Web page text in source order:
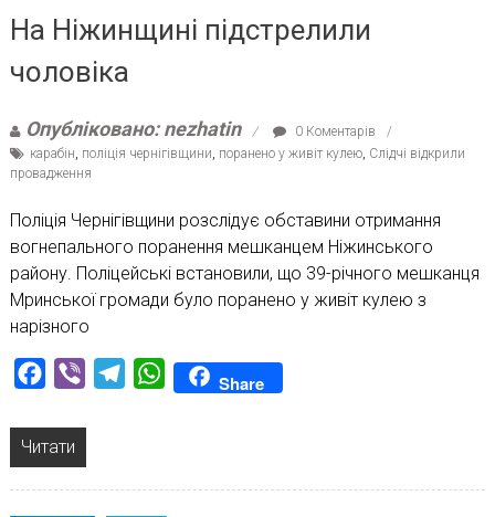
На Ніжинщині підстрелили
чоловіка
Опубліковано: nezhatin
0 Коментарів
карабін поліція чернігівщини поранено у живіт кулею, Слідчі відкрили
провадження
Поліція Чернігівщини розслідує обставини отримання
вогнепального поранення мешканцем Ніжинського
району. Поліцейські встановили, що 39-річного мешканця
Мринської громади було поранено у живіт кулею з
нарізного
Facebook
Viber TelegramWhatsAppShare
Читати